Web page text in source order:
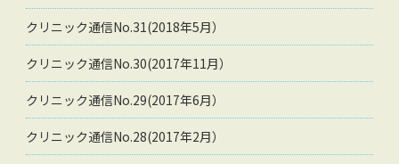
クリニック通信No.31(2018年5月）
クリニック通信No.30(2017年11月）
クリニック通信No.29(2017年6月）
クリニック通信No.28(2017年2月）